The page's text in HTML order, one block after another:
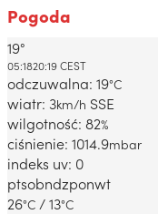
Pogoda
Dabrowa Gornicza, PL
19°
05:1820:19 CEST
odczuwalna: 19°C
wiatr: 3km/h SSE
wilgotność: 82%
ciśnienie: 1014.9mbar
indeks uv: 0
ptsobndzponwt
26°C / 13°C